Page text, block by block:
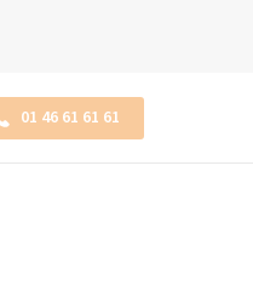
01 46 61 61 61